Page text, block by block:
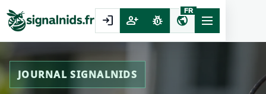
login person_add pest_control public
FR
JOURNAL SIGNALNIDS